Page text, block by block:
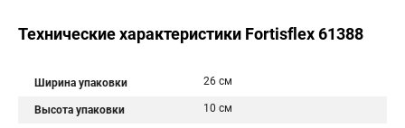
Технические характеристики Fortisflex 61388
Ширина упаковки 26 см
Высота упаковки 10 см